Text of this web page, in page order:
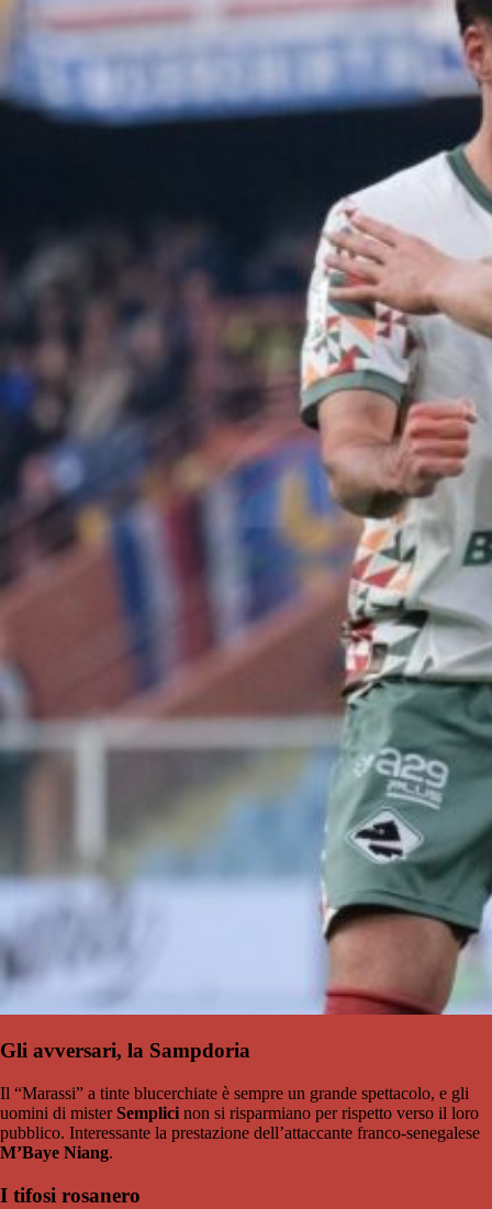
Gli avversari, la Sampdoria
Il “Marassi” a tinte blucerchiate è sempre un grande spettacolo, e gli
uomini di misterSemplici non si risparmiano per rispetto verso il loro
pubblico. Interessante la prestazione dell’attaccante franco-senegalese
M’Baye Niang.
I tifosi rosanero